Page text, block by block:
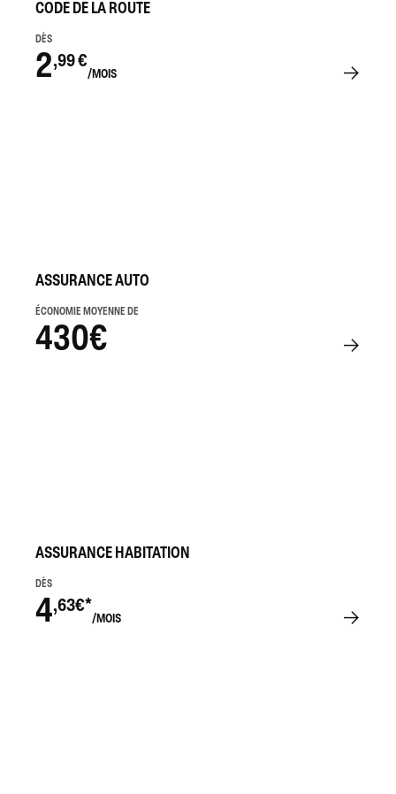
CODE DE LA ROUTE
DÈS
2,99 €
/MOIS
ASSURANCE AUTO
ÉCONOMIE MOYENNE DE
430€
ASSURANCE HABITATION
DÈS
4,63€*
/MOIS